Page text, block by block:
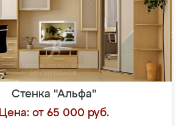
Стенка "Альфа"
Цена: от 65 000 руб.